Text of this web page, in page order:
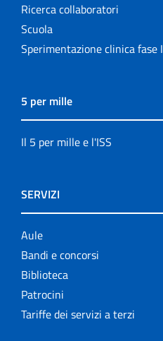
Ricerca collaboratori
Scuola
Sperimentazione clinica fase I
5 per mille
Il 5 per mille e l'ISS
SERVIZI
Aule
Bandi e concorsi
Biblioteca
Patrocini
Tariffe dei servizi a terzi